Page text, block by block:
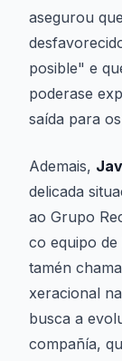
asegurou
posible" e
poderase
saída para
Ademais,
delicada
ao Grupo
co equipo
tamén
xeracional
busca a
compañía,